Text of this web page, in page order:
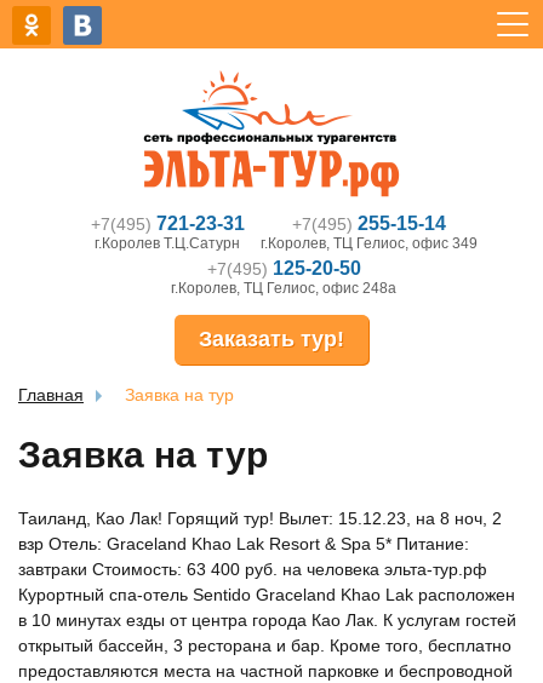
+7(495) 721-23-31
г.Королев Т.Ц.Сатурн
+7(495) 255-15-14
г.Королев, ТЦ Гелиос, офис 349
+7(495) 125-20-50
г.Королев, ТЦ Гелиос, офис 248а
Заказать тур!
Главная Заявка на тур
Заявка на тур
Таиланд, Као Лак! Горящий тур! Вылет: 15.12.23, на 8 ноч, 2
взр Отель: Graceland Khao Lak Resort & Spa 5* Питание:
завтраки Стоимость: 63 400 руб. на человека эльта-тур.рф
Курортный спа-отель Sentido Graceland Khao Lak расположен
в 10 минутах езды от центра города Као Лак. К услугам гостей
открытый бассейн, 3 ресторана и бар. Кроме того, бесплатно
предоставляются места на частной парковке и беспроводной